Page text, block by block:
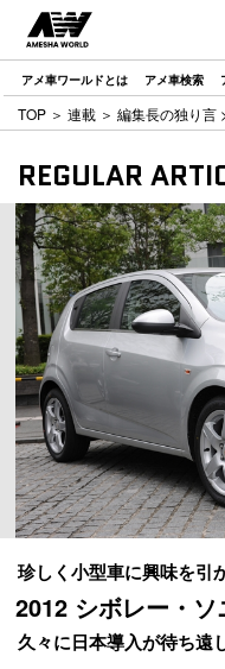
アメ車ワールドとは アメ車検索
TOP ＞ 連載 ＞ 編集長の独り言
REGULAR
珍しく小型車に興味を引
2012 シボレー・
久々に日本導入が待ち遠